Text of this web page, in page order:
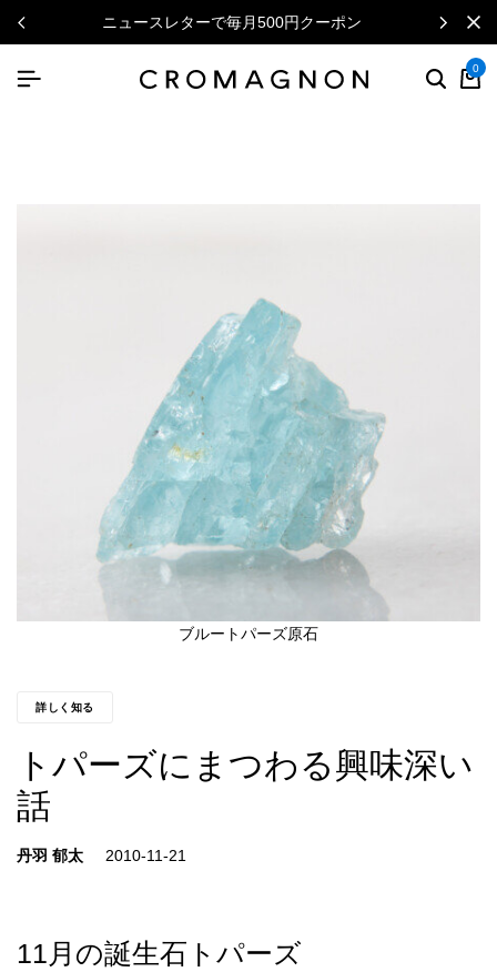
ニュースレターで毎月500円クーポン
0
ブルートパーズ原石
詳しく知る
トパーズにまつわる興味深い
話
丹羽 郁太
11月の誕生石トパーズ